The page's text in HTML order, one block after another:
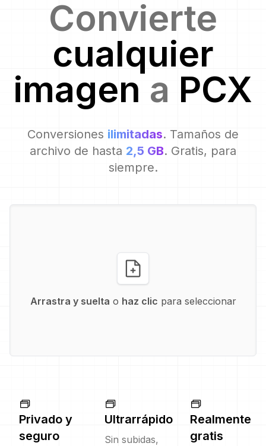
Convierte
cualquier
imagen a PCX
Conversiones ilimitadas. Tamaños de
archivo de hasta 2,5 GB. Gratis, para
siempre.
Arrastra y suelta o haz clic para seleccionar
Privado y
seguro
Ultrarrápido
Sin subidas,
Realmente
gratis